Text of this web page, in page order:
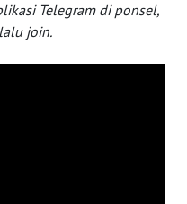
Telegram di ponsel,
join.